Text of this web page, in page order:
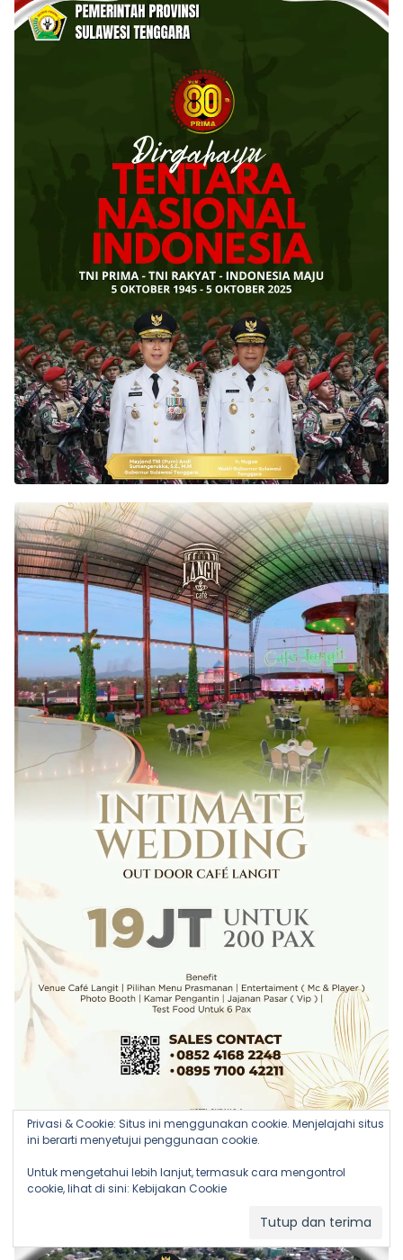
Privasi & Cookie: Situs ini menggunakan cookie. Menjelajahi situs
ini berarti menyetujui penggunaan cookie.
Untuk mengetahui lebih lanjut, termasuk cara mengontrol
cookie, lihat di sini: Kebijakan Cookie